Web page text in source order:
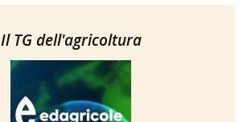
Il TG dell'agricoltura